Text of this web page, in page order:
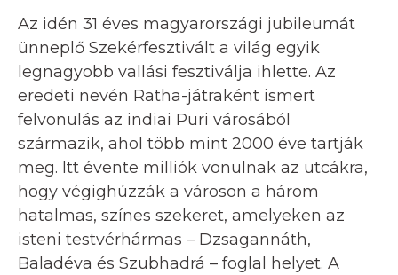
Az idén 31 éves magyarországi jubileumát
ünneplő Szekérfesztivált a világ egyik
legnagyobb vallási fesztiválja ihlette. Az
eredeti nevén Ratha-játraként ismert
felvonulás az indiai Puri városából
származik, ahol több mint 2000 éve tartják
meg. Itt évente milliók vonulnak az utcákra,
hogy végighúzzák a városon a három
hatalmas, színes szekeret, amelyeken az
isteni testvérhármas – Dzsagannáth,
Baladéva és Szubhadrá – foglal helyet. A